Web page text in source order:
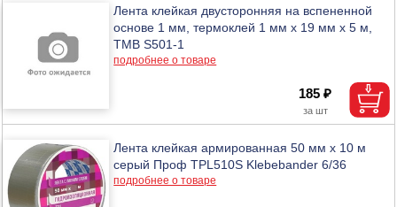
Лента клейкая двусторонняя на вспененной
основе 1 мм, термоклей 1 мм х 19 мм х 5 м,
ТМВ S501-1
подробнее о товаре
185 ₽
Лента клейкая армированная 50 мм х 10 м
серый Проф TPL510S Klebebander 6/36
подробнее о товаре